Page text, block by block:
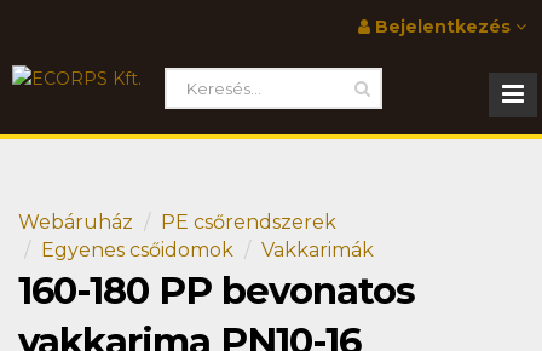
Bejelentkezés
Webáruház
PE csőrendszerek
Egyenes csőidomok
Vakkarimák
160-180 PP bevonatos
vakkarima PN10-16